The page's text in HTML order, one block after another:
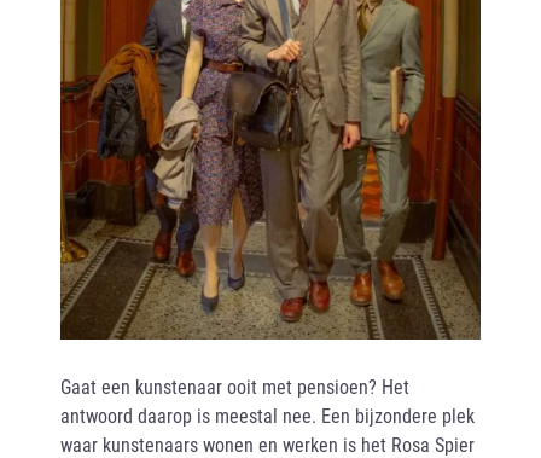
Gaat een kunstenaar ooit met pensioen? Het
antwoord daarop is meestal nee. Een bijzondere plek
waar kunstenaars wonen en werken is het Rosa Spier